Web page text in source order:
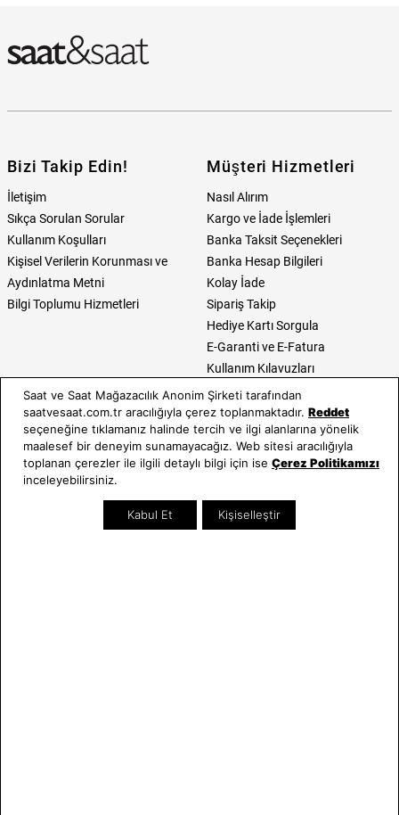
Bizi Takip Edin!
İletişim
Sıkça Sorulan Sorular
Kullanım Koşulları
Kişisel Verilerin Korunması ve
Aydınlatma Metni
Bilgi Toplumu Hizmetleri
Müşteri Hizmetleri
Nasıl Alırım
Kargo ve İade İşlemleri
Banka Taksit Seçenekleri
Banka Hesap Bilgileri
Kolay İade
Sipariş Takip
Hediye Kartı Sorgula
E-Garanti ve E-Fatura
Kullanım Kılavuzları
Saat ve Saat
Hakkımızda
Neden Saat ve Saat
Mağazalar
Mağazada Teknik Servis
Kategoriler
Erkek Saat
Kadın Saat
Takı & Aksesuar
Kampanyalar
Saat ve Saat Mağazacılık Anonim Şirketi tarafından
saatvesaat.com.tr aracılığıyla çerez toplanmaktadır. Reddet
seçeneğine tıklamanız halinde tercih ve ilgi alanlarına yönelik
maalesef bir deneyim sunamayacağız. Web sitesi aracılığıyla
toplanan çerezler ile ilgili detaylı bilgi için ise Çerez Politikamızı
inceleyebilirsiniz.
Kabul Et Kişiselleştir